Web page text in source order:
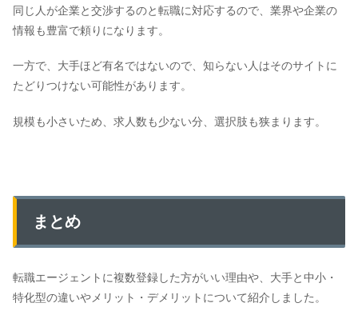
同じ人が企業と交渉するのと転職に対応するので、業界や企業の
情報も豊富で頼りになります。
一方で、大手ほど有名ではないので、知らない人はそのサイトに
たどりつけない可能性があります。
規模も小さいため、求人数も少ない分、選択肢も狭まります。
まとめ
転職エージェントに複数登録した方がいい理由や、大手と中小・
特化型の違いやメリット・デメリットについて紹介しました。